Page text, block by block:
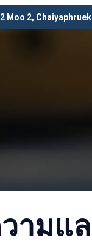
Moo 2,
ามแ